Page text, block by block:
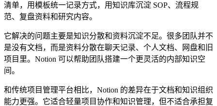
清单，用模板统一记录方式，用知识库沉淀 SOP、流程规
范、复盘资料和研究内容。
它解决的问题主要是知识分散和资料沉淀不足。很多团队并不
是没有文档，而是资料分散在聊天记录、个人文档、网盘和旧
项目里。Notion 可以帮助团队搭建一个更灵活的内部知识空
间。
和传统项目管理平台相比，Notion 的差异在于文档和知识组织
能力更强。它适合轻量项目协作和知识管理，但不适合承担复